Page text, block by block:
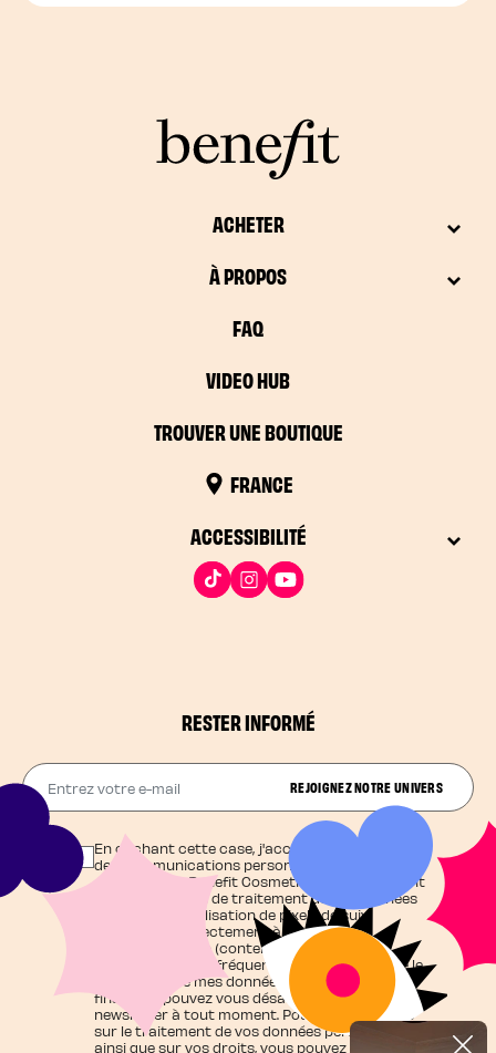
ACHETER
À PROPOS
FAQ
VIDEO HUB
TROUVER UNE BOUTIQUE
FRANCE
ACCESSIBILITÉ
RESTER INFORMÉ
Entrez votre e-mail REJOIGNEZ NOTRE UNIVERS
En cochant cette case, j'accepte de recevoir
des communications personnalisées et
exclusives de Benefit Cosmetics qui agit en tant
que responsable de traitement de vos données
et j'autorise l'utilisation de pixels de suivi
contribuant directement à cette
personnalisation (contenu adapté à mes
centres d'intérêt, fréquence d'envoi), ainsi que le
traitement de mes données personnelles à ces
fins. Vous pouvez vous désabonner de la
newsletter à tout moment. Pour en savoir plus
sur le traitement de vos données personnelles
ainsi que sur vos droits, vous pouvez consulter